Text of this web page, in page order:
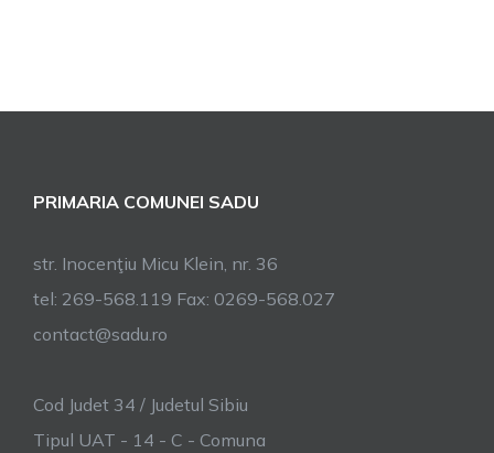
PRIMARIA COMUNEI SADU
str. Inocenţiu Micu Klein, nr. 36
tel: 269-568.119 Fax: 0269-568.027
contact@sadu.ro
Cod Judet 34 / Judetul Sibiu
Tipul UAT - 14 - C - Comuna